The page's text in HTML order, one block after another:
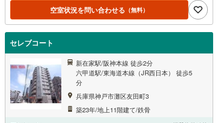
空室状況を問い合わせる （無料）
セレブコート
新在家駅/阪神本線 徒歩2分
六甲道駅/東海道本線（JR西日本） 徒歩5
分
兵庫県神戸市灘区友田町3
築23年/地上11階建て/鉄骨